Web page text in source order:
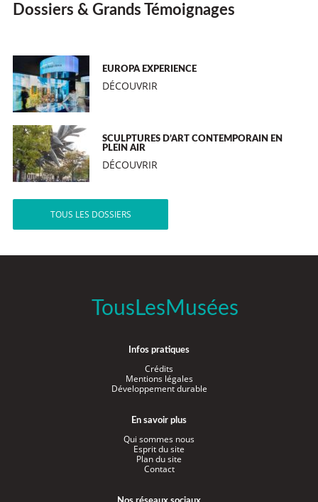
Dossiers & Grands Témoignages
EUROPA EXPERIENCE
DÉCOUVRIR
SCULPTURES D’ART CONTEMPORAIN EN
PLEIN AIR
DÉCOUVRIR
TOUS LES DOSSIERS
TousLesMusées
Infos pratiques
Crédits
Mentions légales
Développement durable
En savoir plus
Qui sommes nous
Esprit du site
Plan du site
Contact